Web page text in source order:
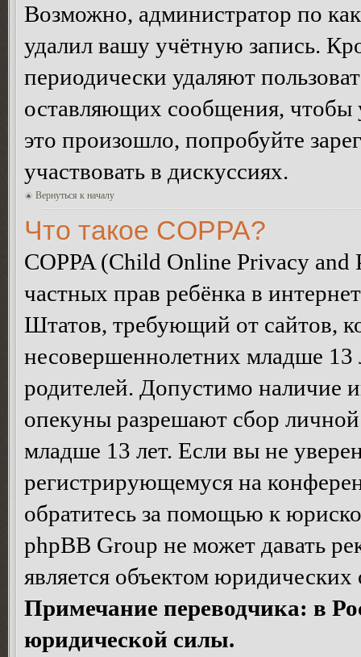
Возможно, администратор по
удалил вашу учётную запись.
периодически удаляют
оставляющих сообщения, чтобы
это произошло, попробуйте
участвовать в дискуссиях.
Вернуться к началу
Что такое COPPA?
COPPA (Child Online Privacy
частных прав ребёнка в
Штатов, требующий от сайтов,
несовершеннолетних младше 13
родителей. Допустимо наличие
опекуны разрешают сбор
младше 13 лет. Если вы не
регистрирующемуся на
обратитесь за помощью к
phpBB Group не может давать
является объектом
Примечание переводчика: в
юридической силы.